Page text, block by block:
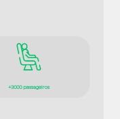
+3000 passageiros